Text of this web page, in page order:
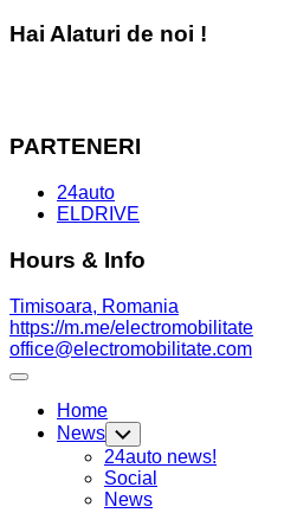
Hai Alaturi de noi !
PARTENERI
24auto
ELDRIVE
Hours & Info
Timisoara, Romania
https://m.me/electromobilitate
office@electromobilitate.com
Expand
Home
News Toggle
Child
Menu
24auto news!
Social
News